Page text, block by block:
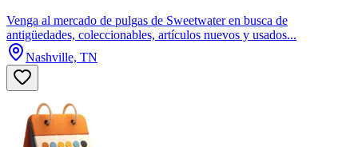
Venga al mercado de pulgas de Sweetwater en busca de
antigüedades, coleccionables, artículos nuevos y usados...
Nashville, TN